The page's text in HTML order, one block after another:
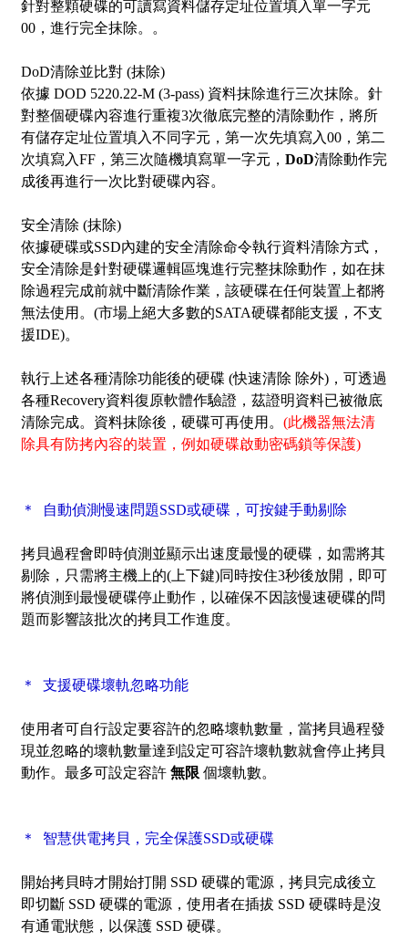
針對整顆硬碟的可讀寫資料儲存定址位置填入單一字元
00，進行完全抹除。。
DoD清除並比對 (抹除)
依據 DOD 5220.22-M (3-pass) 資料抹除進行三次抹除。針
對整個硬碟內容進行重複3次徹底完整的清除動作，將所
有儲存定址位置填入不同字元，第一次先填寫入00，第二
次填寫入FF，第三次隨機填寫單一字元， DoD清除動作完
成後再進行一次比對硬碟內容。
安全清除 (抹除)
依據硬碟或SSD內建的安全清除命令執行資料清除方式，
安全清除是針對硬碟邏輯區塊進行完整抹除動作，如在抹
除過程完成前就中斷清除作業，該硬碟在任何裝置上都將
無法使用。(市場上絕大多數的SATA硬碟都能支援，不支
援IDE)。
執行上述各種清除功能後的硬碟 (快速清除 除外)，可透過
各種Recovery資料復原軟體作驗證，茲證明資料已被徹底
清除完成。資料抹除後，硬碟可再使用。 (此機器無法清
除具有防拷內容的裝置，例如硬碟啟動密碼鎖等保護)
＊ 自動偵測慢速問題SSD或硬碟，可按鍵手動剔除
拷貝過程會即時偵測並顯示出速度最慢的硬碟，如需將其
剔除，只需將主機上的(上下鍵)同時按住3秒後放開，即可
將偵測到最慢硬碟停止動作，以確保不因該慢速硬碟的問
題而影響該批次的拷貝工作進度。
＊ 支援硬碟壞軌忽略功能
使用者可自行設定要容許的忽略壞軌數量，當拷貝過程發
現並忽略的壞軌數量達到設定可容許壞軌數就會停止拷貝
動作。最多可設定容許 無限 個壞軌數。
＊ 智慧供電拷貝，完全保護SSD或硬碟
開始拷貝時才開始打開 SSD 硬碟的電源，拷貝完成後立
即切斷 SSD 硬碟的電源，使用者在插拔 SSD 硬碟時是沒
有通電狀態，以保護 SSD 硬碟。